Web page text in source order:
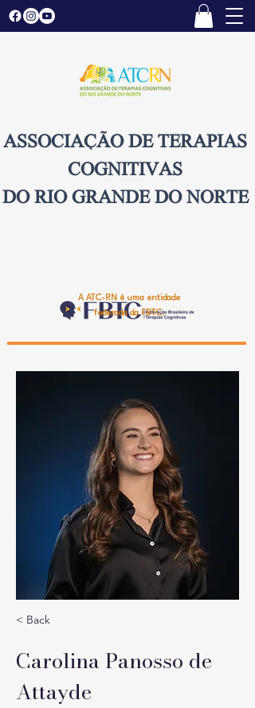
ASSOCIAÇÃO DE TERAPIAS
COGNITIVAS
DO RIO GRANDE DO NORTE
A ATC-RN é uma entidade
federada da FBTC.
< Back
Carolina Panosso de
Attayde